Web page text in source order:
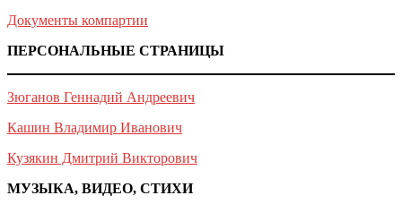
Документы компартии
ПЕРСОНАЛЬНЫЕ СТРАНИЦЫ
Зюганов Геннадий Андреевич
Кашин Владимир Иванович
Кузякин Дмитрий Викторович
МУЗЫКА, ВИДЕО, СТИХИ